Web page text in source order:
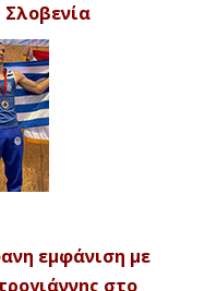
εμφάνιση με
στο